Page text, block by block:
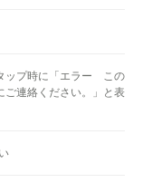
ップ時に「エラー この
ご連絡ください。」と表